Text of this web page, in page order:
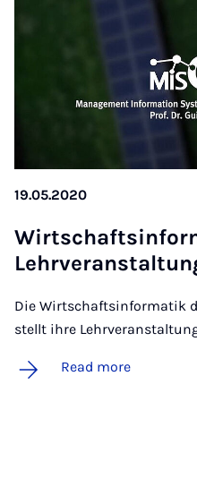
19.05.2020
Die Wirtschaftsinformatik
stellt ihre
Read more